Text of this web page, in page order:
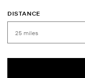
DISTANCE